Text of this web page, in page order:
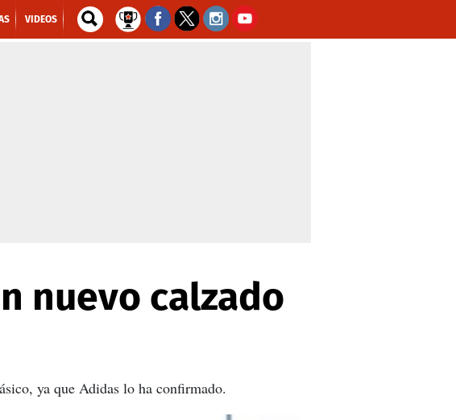
VIDEOS
nuevo calzado
ya que Adidas lo ha confirmado.